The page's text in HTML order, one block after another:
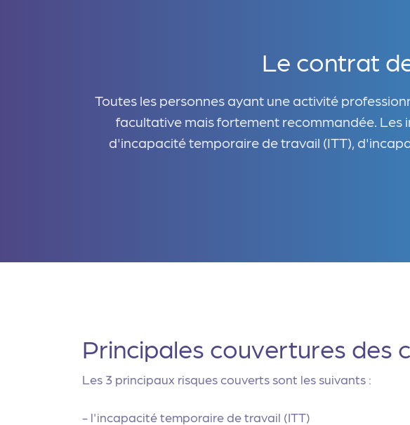
Le contrat
Toutes les personnes ayant une activité
facultative mais fortement recommandée. Les
d'incapacité temporaire de travail (ITT),
Principales couvertures des
Les 3 principaux risques couverts sont les suivants :
- l'incapacité temporaire de travail (ITT)